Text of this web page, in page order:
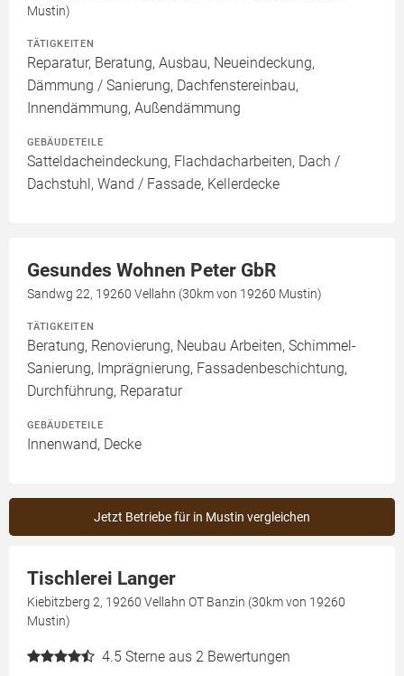
Mustin)
TÄTIGKEITEN
Reparatur, Beratung, Ausbau, Neueindeckung,
Dämmung / Sanierung, Dachfenstereinbau,
Innendämmung, Außendämmung
GEBÄUDETEILE
Satteldacheindeckung, Flachdacharbeiten, Dach /
Dachstuhl, Wand / Fassade, Kellerdecke
Gesundes Wohnen Peter GbR
Sandwg 22, 19260 Vellahn (30km von 19260 Mustin)
TÄTIGKEITEN
Beratung, Renovierung, Neubau Arbeiten, Schimmel-
Sanierung, Imprägnierung, Fassadenbeschichtung,
Durchführung, Reparatur
GEBÄUDETEILE
Innenwand, Decke
Jetzt Betriebe für in Mustin vergleichen
Tischlerei Langer
Kiebitzberg 2, 19260 Vellahn OT Banzin (30km von 19260
Mustin)
4.5 Sterne aus 2 Bewertungen